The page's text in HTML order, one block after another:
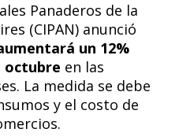
Panaderos de la
(CIPAN) anunció
un 12%
octubre en las
La medida se debe
y el costo de